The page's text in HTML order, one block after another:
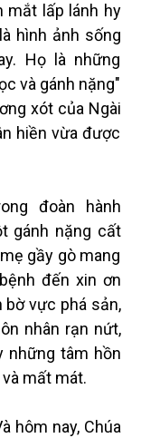
mắt lấp lánh hy
hình ảnh sống
Họ là những
và gánh nặng"
xót của Ngài
hiền vừa được
đoàn hành
gánh nặng cất
gầy gò mang
đến xin ơn
bờ vực phá sản,
nhân rạn nứt,
những tâm hồn
mất mát.
hôm nay, Chúa